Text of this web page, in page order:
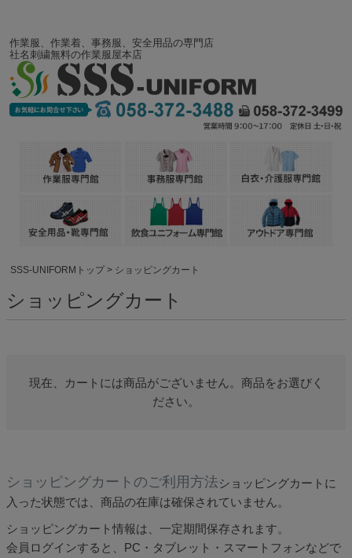
作業服、作業着、事務服、安全用品の専門店
社名刺繍無料の作業服屋本店
SSS-UNIFORMトップ ショッピングカート
ショッピングカート
現在、カートには商品がございません。商品をお選びく
ださい。
ショッピングカートのご利用方法ショッピングカートに
入った状態では、商品の在庫は確保されていません。
ショッピングカート情報は、一定期間保存されます。
会員ログインすると、PC・タブレット・スマートフォンなどで